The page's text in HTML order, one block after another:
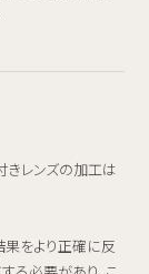
きレンズの加工は
果をより正確に反